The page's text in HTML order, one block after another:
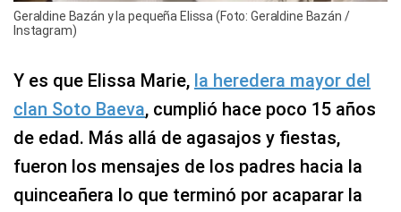
Geraldine Bazán y la pequeña Elissa (Foto: Geraldine Bazán /
Instagram)
Y es que Elissa Marie, la heredera mayor del
clan Soto Baeva, cumplió hace poco 15 años
de edad. Más allá de agasajos y fiestas,
fueron los mensajes de los padres hacia la
quinceañera lo que terminó por acaparar la